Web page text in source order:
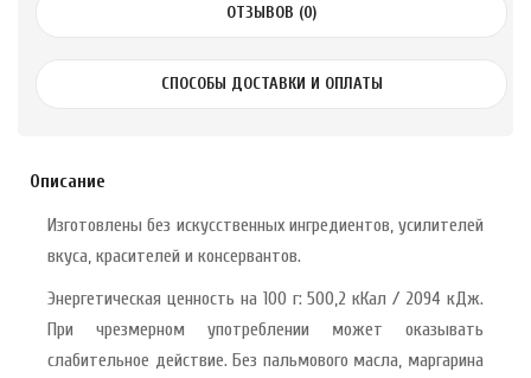
ОТЗЫВОВ (0)
СПОСОБЫ ДОСТАВКИ И ОПЛАТЫ
Описание
Изготовлены без искусственных ингредиентов, усилителей
вкуса, красителей и консервантов.
Энергетическая ценность на 100 г: 500,2 кКал / 2094 кДж.
При чрезмерном употреблении может оказывать
слабительное действие. Без пальмового масла, маргарина